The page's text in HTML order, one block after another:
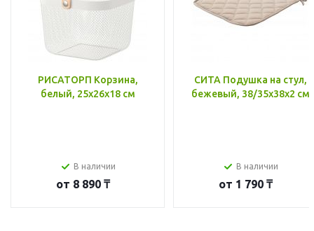
РИСАТОРП Корзина,
белый, 25x26x18 см
В наличии
от 8 890 ₸
СИТА Подушка на стул,
бежевый, 38/35x38x2 см
В наличии
от 1 790 ₸